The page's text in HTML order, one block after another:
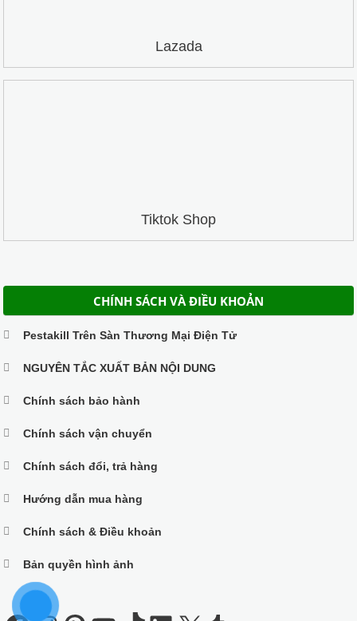
Lazada
Tiktok Shop
CHÍNH SÁCH VÀ ĐIỀU KHOẢN
Pestakill Trên Sàn Thương Mại Điện Tử
NGUYÊN TẮC XUẤT BẢN NỘI DUNG
Chính sách bảo hành
Chính sách vận chuyển
Chính sách đổi, trả hàng
Hướng dẫn mua hàng
Chính sách & Điều khoản
Bản quyền hình ảnh